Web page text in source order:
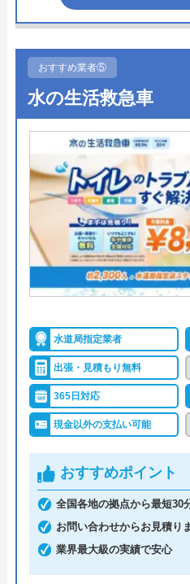
クリーンライフの基
運営会社 株式会社ク
代表者 元村祐次
所在地
〒564-0052
大阪府吹田
対応エリア 全国
●受付時間
●定休日 なし（年
●出張見積もり ―
●支払い方法
クレジッ
対応時）
●累計実績 累計実績
●保証・保険 ―
水道屋のイエローが
水道屋のイエローは、水
体制で受けつけています
を手配するので、早けれ
つけてくれます。累計36
トイレのトラブルは「つ
漏れ」「水が止まらない
料金が1万円を超えた場
ジ限定クーポンを実施中
おすすめ業者⑤
水の生活救急車
水道局指定業者
出張・見積もり無料
365日対応
現金以外の支払い可能
おすすめポイント
全国各地の拠点から最短30
お問い合わせからお見積り
業界最大級の実績で安心